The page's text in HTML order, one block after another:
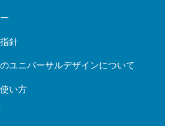
針
ユニバーサルデザインについて
い方